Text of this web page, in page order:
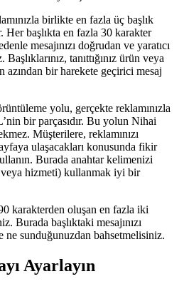
birlikte en fazla üç başlık
Her başlıkta en fazla 30 karakter
mesajınızı doğrudan ve yaratıcı
tanıttığınız ürün veya
azından bir harekete geçirici mesaj
yolu, gerçekte reklamınızla
bir parçasıdır. Bu yolun Nihai
Müşterilere, reklamınızı
ulaşacakları konusunda fikir
Burada anahtar kelimenizi
veya hizmeti) kullanmak iyi bir
karakterden oluşan en fazla iki
Burada başlıktaki mesajınızı
ne sunduğunuzdan bahsetmelisiniz.
Ayarlayın